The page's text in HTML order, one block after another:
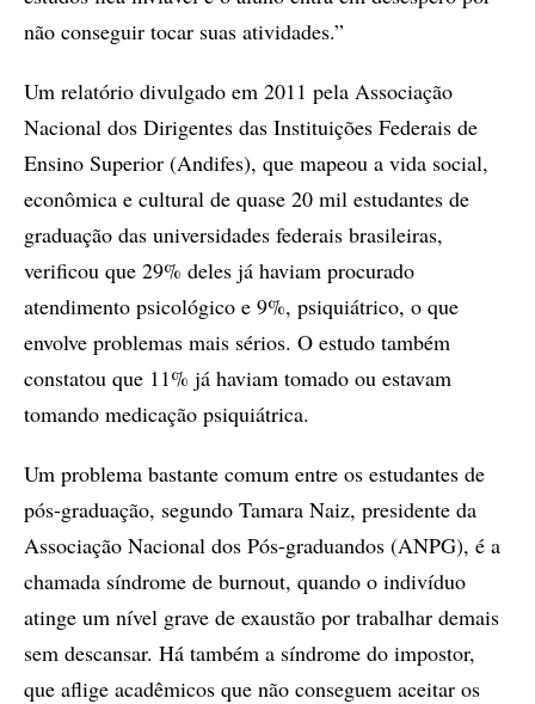
não conseguir tocar suas atividades.”
Um relatório divulgado em 2011 pela Associação
Nacional dos Dirigentes das Instituições Federais de
Ensino Superior (Andifes), que mapeou a vida social,
econômica e cultural de quase 20 mil estudantes de
graduação das universidades federais brasileiras,
verificou que 29% deles já haviam procurado
atendimento psicológico e 9%, psiquiátrico, o que
envolve problemas mais sérios. O estudo também
constatou que 11% já haviam tomado ou estavam
tomando medicação psiquiátrica.
Um problema bastante comum entre os estudantes de
pós-graduação, segundo Tamara Naiz, presidente da
Associação Nacional dos Pós-graduandos (ANPG), é a
chamada síndrome de burnout, quando o indivíduo
atinge um nível grave de exaustão por trabalhar demais
sem descansar. Há também a síndrome do impostor,
que aflige acadêmicos que não conseguem aceitar os